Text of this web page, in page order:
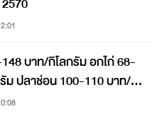
บาท/กิโลกรัม อกไก่ 68-
ม ปลาช่อน 100-110 บาท/